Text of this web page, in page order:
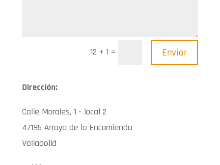
12 + 1 = Enviar
Dirección:
Calle Morales, 1 - local 2
47195 Arroyo de la Encomienda
Valladolid